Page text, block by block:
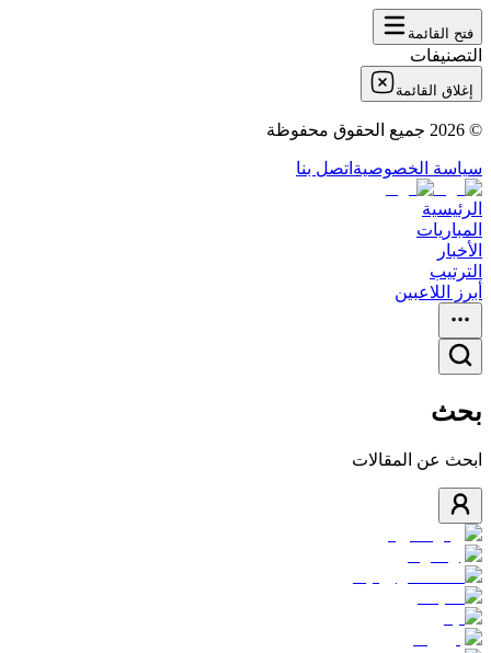
فتح القائمة
التصنيفات
إغلاق القائمة
©
2026 جميع الحقوق محفوظة
سياسة الخصوصية اتصل بنا
الرئيسية
المباريات
الأخبار
الترتيب
أبرز اللاعبين
بحث
ابحث عن المقالات